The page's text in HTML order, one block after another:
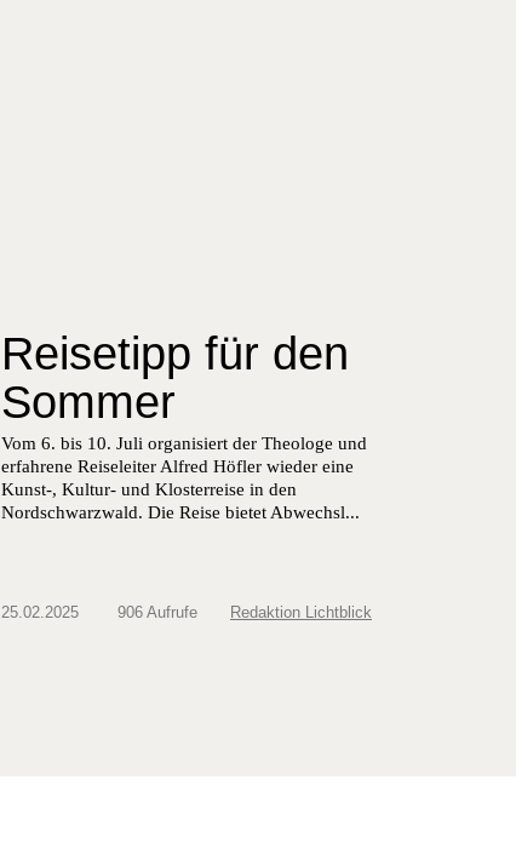
Reisetipp für den
Sommer
Vom 6. bis 10. Juli organisiert der Theologe und
erfahrene Reiseleiter Alfred Höfler wieder eine
Kunst-, Kultur- und Klosterreise in den
Nordschwarzwald. Die Reise bietet Abwechsl...
25.02.2025 906 Aufrufe Redaktion Lichtblick